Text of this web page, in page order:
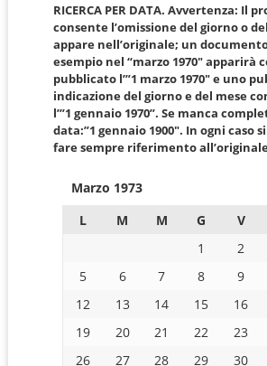
RICERCA PER DATA. Avvertenza: Il
consente l’omissione del giorno o
appare nell’originale; un
esempio nel “marzo 1970″ apparirà
pubblicato l’”1 marzo 1970″ e uno
indicazione del giorno e del mese
l’”1 gennaio 1970”. Se manca
data:”1 gennaio 1900″. In ogni caso
fare sempre riferimento
Marzo 1973
L
M M G V
1
2
5
6 7 8 9
12
13 14 15 16
19
20 21 22 23
26
27 28 29 30